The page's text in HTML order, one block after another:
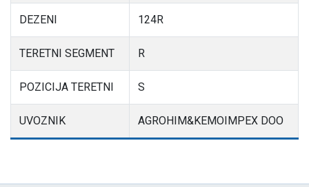
DEZENI 124R
TERETNI SEGMENT R
POZICIJA TERETNI S
UVOZNIK AGROHIM&KEMOIMPEX DOO